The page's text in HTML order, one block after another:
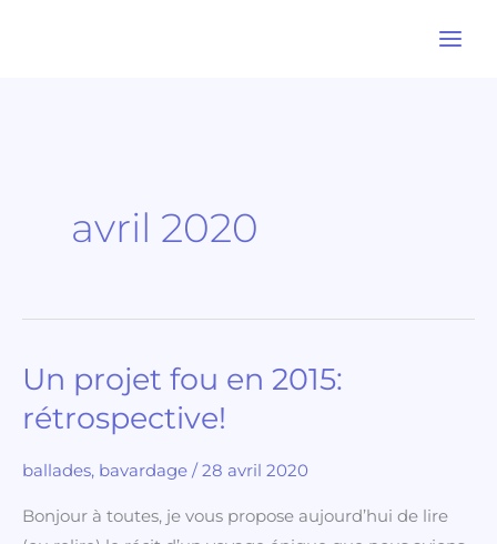
avril 2020
Un projet fou en 2015:
rétrospective!
ballades, bavardage / 28 avril 2020
Bonjour à toutes, je vous propose aujourd’hui de lire
Un
projet
fou
en
rétrospective!